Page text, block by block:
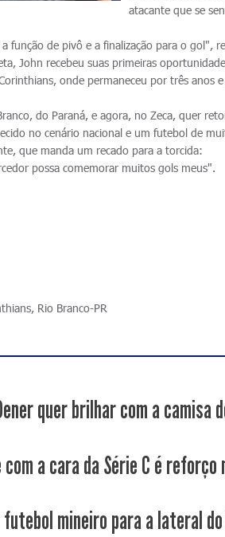
atacante que se
função de pivô e a finalização para o gol",
John recebeu suas primeiras
onde permaneceu por três anos
do Paraná, e agora, no Zeca, quer
no cenário nacional e um futebol de
que manda um recado para a torcida:
possa comemorar muitos gols meus".
Rio Branco-PR
quer brilhar com a camisa
a cara da Série C é reforço
mineiro para a lateral